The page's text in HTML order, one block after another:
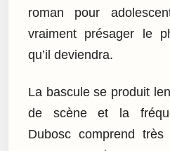
roman pour
vraiment présager le
qu’il deviendra.
La bascule se produit
de scène et la
Dubosc comprend